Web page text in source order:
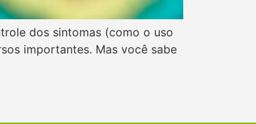
dos sintomas (como o uso
importantes. Mas você sabe